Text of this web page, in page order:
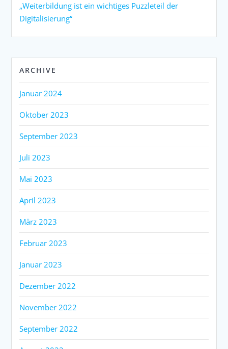
„Weiterbildung ist ein wichtiges Puzzleteil der
Digitalisierung“
ARCHIVE
Januar 2024
Oktober 2023
September 2023
Juli 2023
Mai 2023
April 2023
März 2023
Februar 2023
Januar 2023
Dezember 2022
November 2022
September 2022